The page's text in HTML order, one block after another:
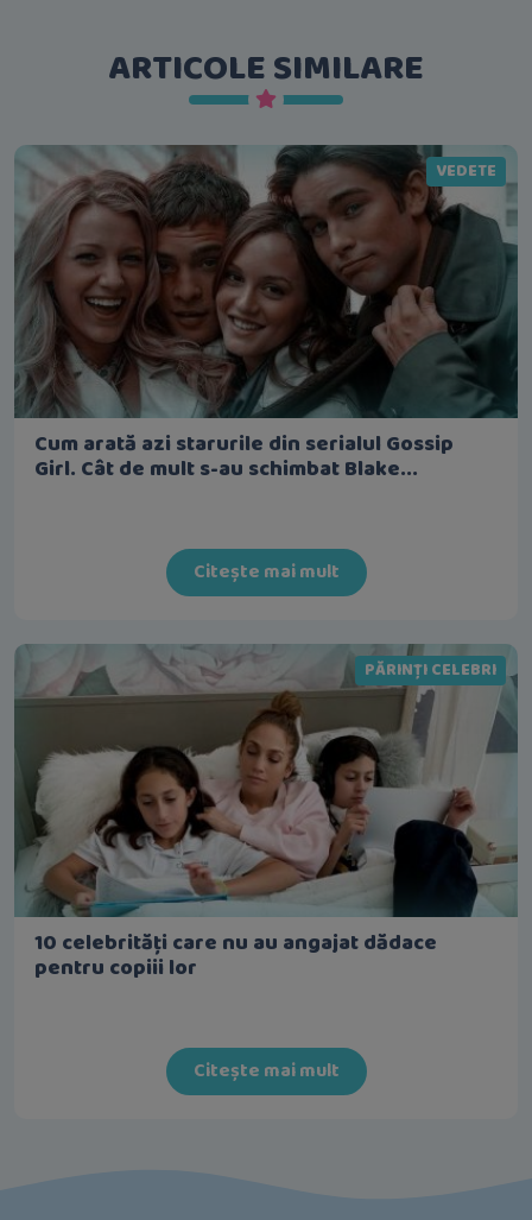
ARTICOLE SIMILARE
VEDETE
Cum arată azi starurile din serialul Gossip
Girl. Cât de mult s-au schimbat Blake...
Citește mai mult
PĂRINȚI CELEBRI
10 celebrități care nu au angajat dădace
pentru copiii lor
Citește mai mult